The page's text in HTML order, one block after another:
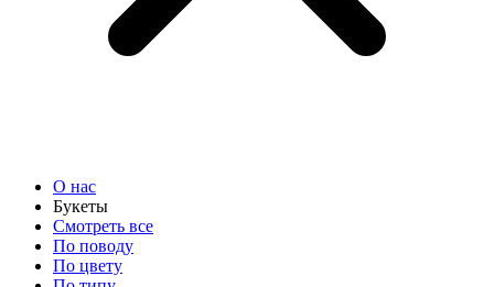
О нас
Букеты
Смотреть все
По поводу
По цвету